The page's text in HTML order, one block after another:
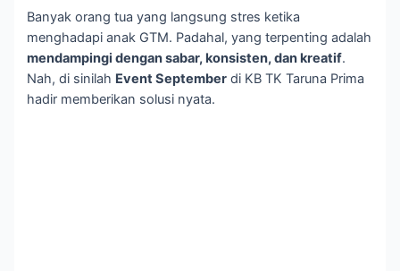
Banyak orang tua yang langsung stres ketika
menghadapi anak GTM. Padahal, yang terpenting adalah
mendampingi dengan sabar, konsisten, dan kreatif.
Nah, di sinilah Event September di KB TK Taruna Prima
hadir memberikan solusi nyata.